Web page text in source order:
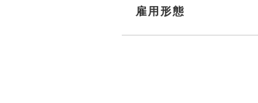
雇用形態